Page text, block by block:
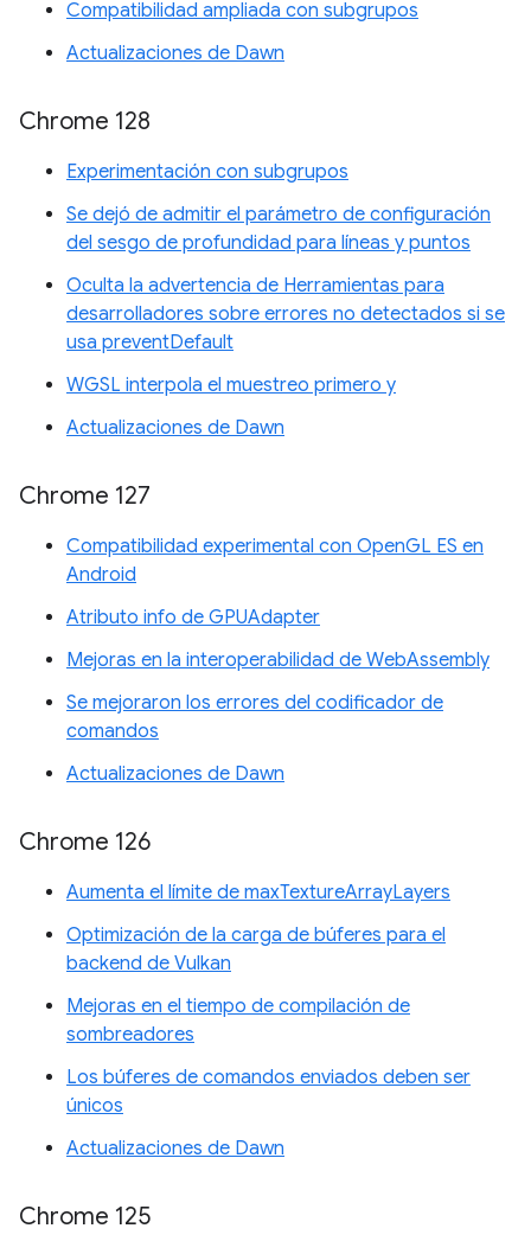
Compatibilidad ampliada con subgrupos
Actualizaciones de Dawn
Chrome 128
Experimentación con subgrupos
Se dejó de admitir el parámetro de configuración
del sesgo de profundidad para líneas y puntos
Oculta la advertencia de Herramientas para
desarrolladores sobre errores no detectados si se
usa preventDefault
WGSL interpola el muestreo primero y
Actualizaciones de Dawn
Chrome 127
Compatibilidad experimental con OpenGL ES en
Android
Atributo info de GPUAdapter
Mejoras en la interoperabilidad de WebAssembly
Se mejoraron los errores del codificador de
comandos
Actualizaciones de Dawn
Chrome 126
Aumenta el límite de maxTextureArrayLayers
Optimización de la carga de búferes para el
backend de Vulkan
Mejoras en el tiempo de compilación de
sombreadores
Los búferes de comandos enviados deben ser
únicos
Actualizaciones de Dawn
Chrome 125